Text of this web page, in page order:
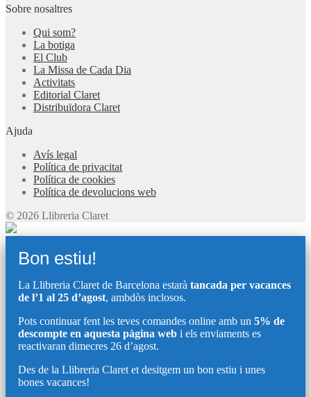
Sobre nosaltres
Qui som?
La botiga
El Club
La Missa de Cada Dia
Activitats
Editorial Claret
Distribuïdora Claret
Ajuda
Avís legal
Política de privacitat
Política de cookies
Política de devolucions web
© 2026 Llibreria Claret
Bon estiu!
La Llibreria Claret de Barcelona estarà tancada per vacances
de l’1 al 25 d’agost, ambdòs inclosos.
Pots continuar fent les teves comandes online amb un 5% de
descompte en aquesta pàgina web i els enviaments es
reactivaran dimecres 26 d’agost.
Des de la Llibreria Claret et desitgem un bon estiu i unes
bones vacances!